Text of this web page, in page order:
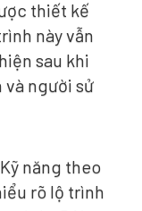
thiết kế
này vẫn
sau khi
và người sử
năng theo
rõ lộ trình